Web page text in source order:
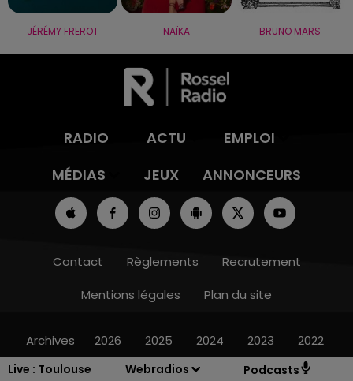
Live : Toulouse
Webradios Podcasts
JÉRÉMY FREROT NAÏKA BRUNO MARS
RADIO ACTU
EMPLOI
MÉDIAS
JEUX ANNONCEURS
Contact Règlements
Recrutement
Mentions légales
Plan du site
Archives 2026 2025 2024 2023 2022